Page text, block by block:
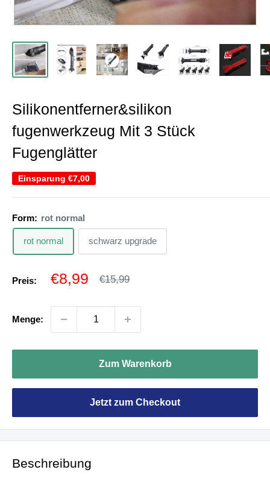
Silikonentferner&silikon
fugenwerkzeug Mit 3 Stück
Fugenglätter
Einsparung €7,00
Form: rot normal
rot normal schwarz upgrade
Preis: Sonderpreis
€8,99 Normalpreis
€15,99
Menge:
Zum Warenkorb
Jetzt zum Checkout
Beschreibung